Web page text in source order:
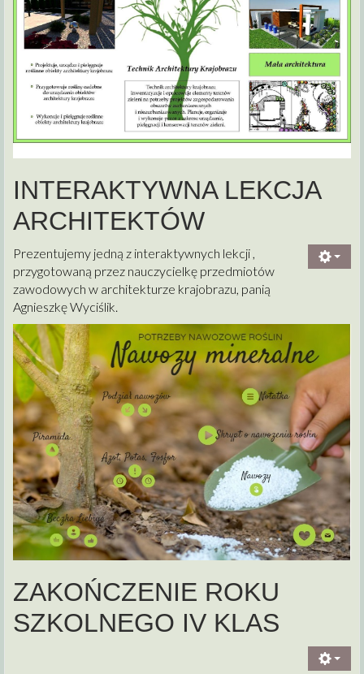
INTERAKTYWNA LEKCJA
ARCHITEKTÓW
Prezentujemy jedną z interaktywnych lekcji ,
przygotowaną przez nauczycielkę przedmiotów
zawodowych w architekturze krajobrazu, panią
Agnieszkę Wyciślik.
ZAKOŃCZENIE ROKU
SZKOLNEGO IV KLAS